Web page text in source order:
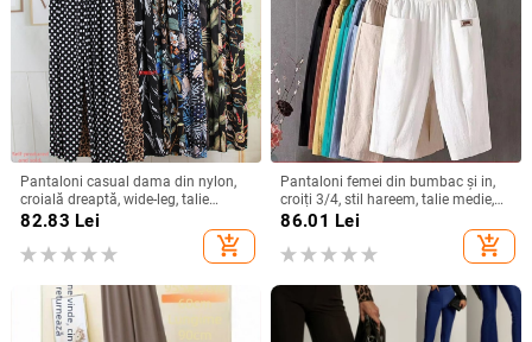
Pantaloni casual dama din nylon,
croială dreaptă, wide-leg, talie
înaltă, lungime până la gleznă,
82.83 Lei
add_shopping_cart
Pantaloni femei din bumbac și in,
croiți 3/4, stil hareem, talie medie,
croială lejeră, vară casual
86.01 Lei
add_shopping_cart